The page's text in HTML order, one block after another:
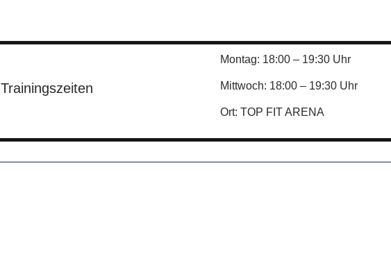
Trainingszeiten
Montag: 18:00 – 19:30 Uhr
Mittwoch: 18:00 – 19:30 Uhr
Ort: TOP FIT ARENA